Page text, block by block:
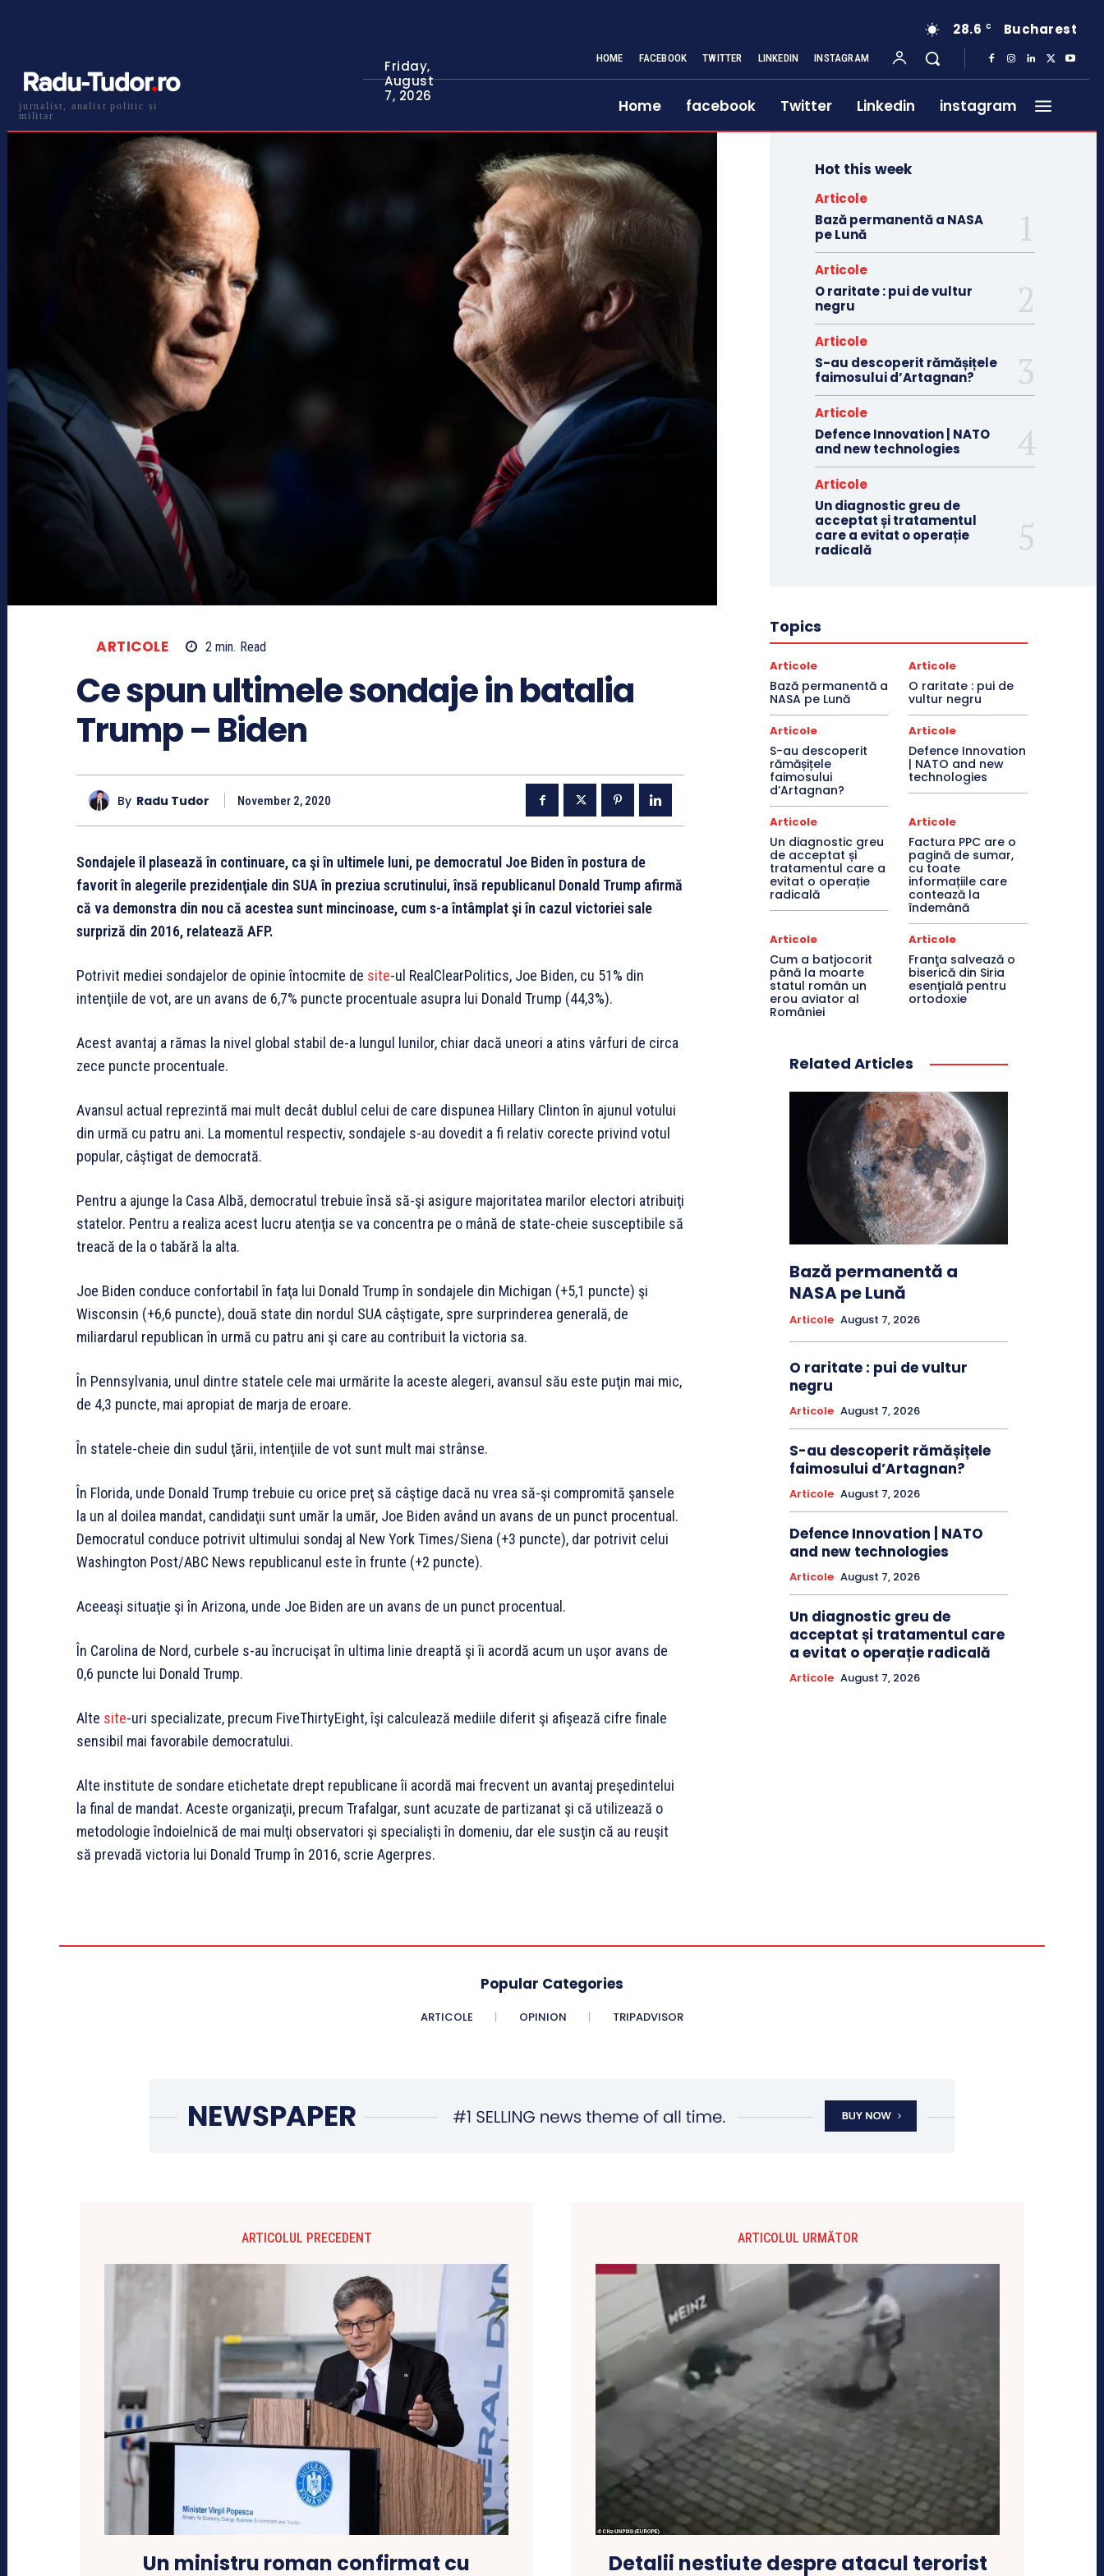
jurnalist, analist politic și
militar
Friday,
August
7, 2026
28.6 C Bucharest
HOME FACEBOOK TWITTER LINKEDIN INSTAGRAM
Home facebook Twitter Linkedin instagram
ARTICOLE 2 min. Read
Ce spun ultimele sondaje in batalia
Trump – Biden
By Radu Tudor November 2, 2020
Sondajele îl plasează în continuare, ca şi în ultimele luni, pe democratul Joe Biden în postura de
favorit în alegerile prezidenţiale din SUA în preziua scrutinului, însă republicanul Donald Trump afirmă
că va demonstra din nou că acestea sunt mincinoase, cum s-a întâmplat şi în cazul victoriei sale
surpriză din 2016, relatează AFP.
Potrivit mediei sondajelor de opinie întocmite de site-ul RealClearPolitics, Joe Biden, cu 51% din
intenţiile de vot, are un avans de 6,7% puncte procentuale asupra lui Donald Trump (44,3%).
Acest avantaj a rămas la nivel global stabil de-a lungul lunilor, chiar dacă uneori a atins vârfuri de circa
zece puncte procentuale.
Avansul actual reprezintă mai mult decât dublul celui de care dispunea Hillary Clinton în ajunul votului
din urmă cu patru ani. La momentul respectiv, sondajele s-au dovedit a fi relativ corecte privind votul
popular, câştigat de democrată.
Pentru a ajunge la Casa Albă, democratul trebuie însă să-şi asigure majoritatea marilor electori atribuiţi
statelor. Pentru a realiza acest lucru atenţia se va concentra pe o mână de state-cheie susceptibile să
treacă de la o tabără la alta.
Joe Biden conduce confortabil în faţa lui Donald Trump în sondajele din Michigan (+5,1 puncte) şi
Wisconsin (+6,6 puncte), două state din nordul SUA câştigate, spre surprinderea generală, de
miliardarul republican în urmă cu patru ani şi care au contribuit la victoria sa.
În Pennsylvania, unul dintre statele cele mai urmărite la aceste alegeri, avansul său este puţin mai mic,
de 4,3 puncte, mai apropiat de marja de eroare.
În statele-cheie din sudul ţării, intenţiile de vot sunt mult mai strânse.
În Florida, unde Donald Trump trebuie cu orice preţ să câştige dacă nu vrea să-şi compromită şansele
la un al doilea mandat, candidaţii sunt umăr la umăr, Joe Biden având un avans de un punct procentual.
Democratul conduce potrivit ultimului sondaj al New York Times/Siena (+3 puncte), dar potrivit celui
Washington Post/ABC News republicanul este în frunte (+2 puncte).
Aceeaşi situaţie şi în Arizona, unde Joe Biden are un avans de un punct procentual.
În Carolina de Nord, curbele s-au încrucişat în ultima linie dreaptă şi îi acordă acum un uşor avans de
0,6 puncte lui Donald Trump.
Alte site-uri specializate, precum FiveThirtyEight, îşi calculează mediile diferit şi afişează cifre finale
sensibil mai favorabile democratului.
Alte institute de sondare etichetate drept republicane îi acordă mai frecvent un avantaj preşedintelui
la final de mandat. Aceste organizaţii, precum Trafalgar, sunt acuzate de partizanat şi că utilizează o
metodologie îndoielnică de mai mulţi observatori şi specialişti în domeniu, dar ele susţin că au reuşit
să prevadă victoria lui Donald Trump în 2016, scrie Agerpres.
Hot this week
Articole
Bază permanentă a NASA
pe Lună
Articole
O raritate : pui de vultur
negru
Articole
S-au descoperit rămășițele
faimosului d’Artagnan?
Articole
Defence Innovation | NATO
and new technologies
Articole
Un diagnostic greu de
acceptat și tratamentul
care a evitat o operație
radicală
Topics
Articole
Bază permanentă a
NASA pe Lună
Articole
O raritate : pui de
vultur negru
Articole
S-au descoperit
rămășițele
faimosului
d’Artagnan?
Articole
Defence Innovation
| NATO and new
technologies
Articole
Un diagnostic greu
de acceptat și
tratamentul care a
evitat o operație
radicală
Articole
Factura PPC are o
pagină de sumar,
cu toate
informațiile care
contează la
îndemână
Articole
Cum a batjocorit
până la moarte
statul român un
erou aviator al
României
Articole
Franţa salvează o
biserică din Siria
esenţială pentru
ortodoxie
Related Articles
Bază permanentă a
NASA pe Lună
Articole August 7, 2026
O raritate : pui de vultur
negru
Articole August 7, 2026
S-au descoperit rămășițele
faimosului d’Artagnan?
Articole August 7, 2026
Defence Innovation | NATO
and new technologies
Articole August 7, 2026
Un diagnostic greu de
acceptat și tratamentul care
a evitat o operație radicală
Articole August 7, 2026
Popular Categories
ARTICOLE OPINION TRIPADVISOR
ARTICOLUL PRECEDENT
Un ministru roman confirmat cu
ARTICOLUL URMĂTOR
Detalii nestiute despre atacul terorist